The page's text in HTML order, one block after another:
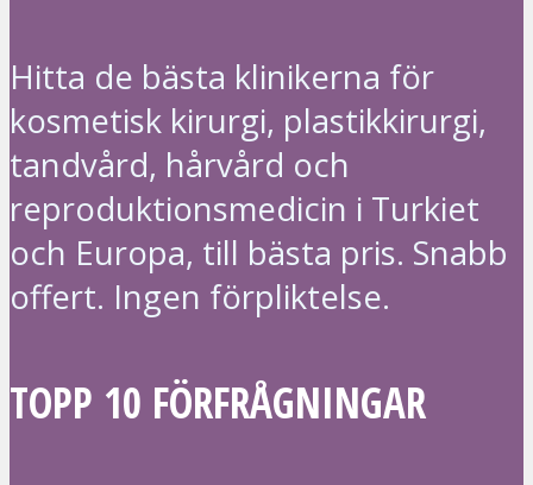
Hitta de bästa klinikerna för
kosmetisk kirurgi, plastikkirurgi,
tandvård, hårvård och
reproduktionsmedicin i Turkiet
och Europa, till bästa pris. Snabb
offert. Ingen förpliktelse.
TOPP 10 FÖRFRÅGNINGAR